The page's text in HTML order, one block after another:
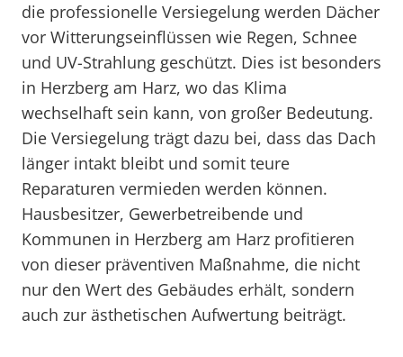
die professionelle Versiegelung werden Dächer
vor Witterungseinflüssen wie Regen, Schnee
und UV-Strahlung geschützt. Dies ist besonders
in Herzberg am Harz, wo das Klima
wechselhaft sein kann, von großer Bedeutung.
Die Versiegelung trägt dazu bei, dass das Dach
länger intakt bleibt und somit teure
Reparaturen vermieden werden können.
Hausbesitzer, Gewerbetreibende und
Kommunen in Herzberg am Harz profitieren
von dieser präventiven Maßnahme, die nicht
nur den Wert des Gebäudes erhält, sondern
auch zur ästhetischen Aufwertung beiträgt.